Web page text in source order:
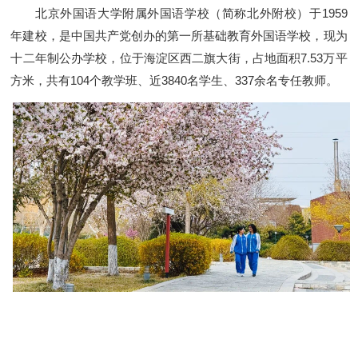
北京外国语大学附属外国语学校（简称北外附校）于1959
年建校，是中国共产党创办的第一所基础教育外国语学校，现为
十二年制公办学校，位于海淀区西二旗大街，占地面积7.53万平
方米，共有104个教学班、近3840名学生、337余名专任教师。